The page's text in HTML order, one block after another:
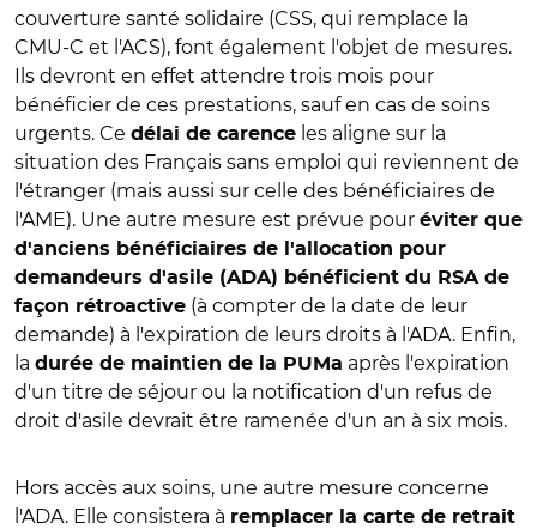
couverture santé solidaire (CSS, qui remplace la
CMU-C et l'ACS), font également l'objet de mesures.
Ils devront en effet attendre trois mois pour
bénéficier de ces prestations, sauf en cas de soins
urgents. Ce délai de carence les aligne sur la
situation des Français sans emploi qui reviennent de
l'étranger (mais aussi sur celle des bénéficiaires de
l'AME). Une autre mesure est prévue pour éviter que
d'anciens bénéficiaires de l'allocation pour
demandeurs d'asile (ADA) bénéficient du RSA de
façon rétroactive (à compter de la date de leur
demande) à l'expiration de leurs droits à l'ADA. Enfin,
la durée de maintien de la PUMa après l'expiration
d'un titre de séjour ou la notification d'un refus de
droit d'asile devrait être ramenée d'un an à six mois.
Hors accès aux soins, une autre mesure concerne
l'ADA. Elle consistera à remplacer la carte de retrait